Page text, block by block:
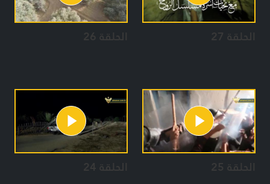
الحلقة 27 الحلقة 26
الحلقة 25 الحلقة 24